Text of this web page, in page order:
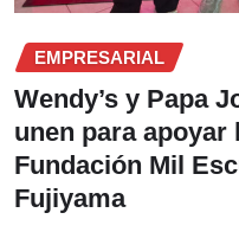
EMPRESARIAL
Wendy’s y Papa
unen para apoyar
Fundación Mil
Fujiyama